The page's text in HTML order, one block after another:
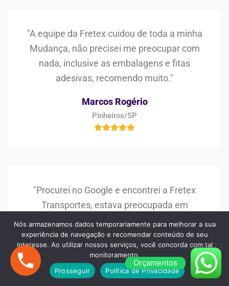
"A equipe da Fretex cuidou de toda a minha
Mudança, não precisei me preocupar com
nada, inclusive as embalagens e fitas
adesivas, recomendo muito."
Marcos Rogério
Pinheiros/SP
"Procurei no Google e encontrei a Fretex
Transportes, estava preocupada em
encontrar uma boa empresa de frete e
mudança, mas superaram as minhas
expectativas, muito bom os serviços e os
profissionais!"Orçamentos
Nós armazenamos dados temporariamente para melhorar a sua
experiência de navegação e recomendar conteúdo de seu
interesse. Ao utilizar nossos serviços, você concorda com tal
monitoramento.
Prosseguir
Política de Privacidade